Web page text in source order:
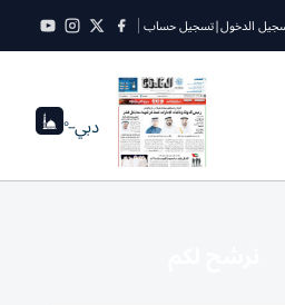
الدخول|تسجيل حساب
دبي--°